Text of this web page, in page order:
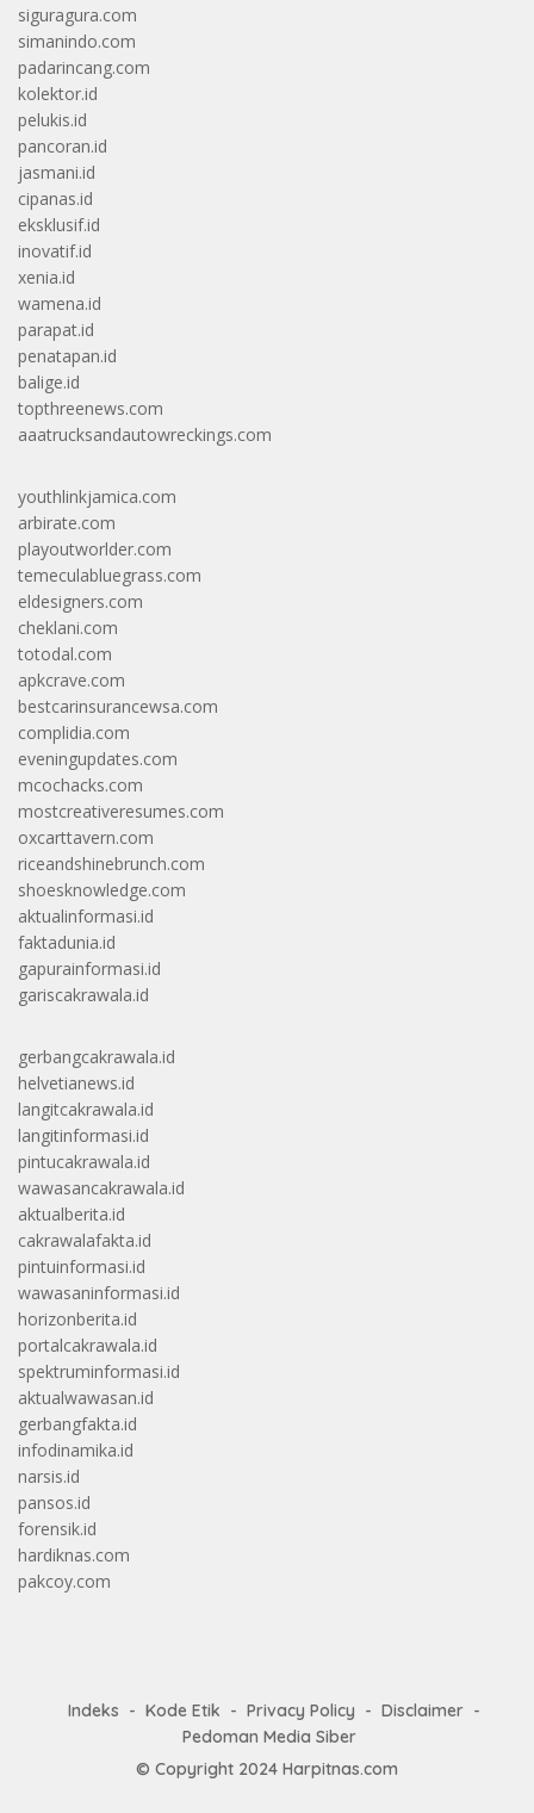
siguragura.com
simanindo.com
padarincang.com
kolektor.id
pelukis.id
pancoran.id
jasmani.id
cipanas.id
eksklusif.id
inovatif.id
xenia.id
wamena.id
parapat.id
penatapan.id
balige.id
topthreenews.com
aaatrucksandautowreckings.com
youthlinkjamica.com
arbirate.com
playoutworlder.com
temeculabluegrass.com
eldesigners.com
cheklani.com
totodal.com
apkcrave.com
bestcarinsurancewsa.com
complidia.com
eveningupdates.com
mcochacks.com
mostcreativeresumes.com
oxcarttavern.com
riceandshinebrunch.com
shoesknowledge.com
aktualinformasi.id
faktadunia.id
gapurainformasi.id
gariscakrawala.id
gerbangcakrawala.id
helvetianews.id
langitcakrawala.id
langitinformasi.id
pintucakrawala.id
wawasancakrawala.id
aktualberita.id
cakrawalafakta.id
pintuinformasi.id
wawasaninformasi.id
horizonberita.id
portalcakrawala.id
spektruminformasi.id
aktualwawasan.id
gerbangfakta.id
infodinamika.id
narsis.id
pansos.id
forensik.id
hardiknas.com
pakcoy.com
Indeks Kode Etik Privacy Policy
Disclaimer
Pedoman Media Siber
© Copyright 2024 Harpitnas.com